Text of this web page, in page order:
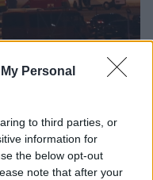
Personal
to third parties, or
information for
the below opt-out
note that after your
στο
μιάμιση ώρα